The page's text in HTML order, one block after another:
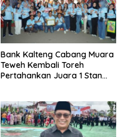
Bank Kalteng Cabang Muara
Teweh Kembali Toreh
Pertahankan Juara 1 Stan